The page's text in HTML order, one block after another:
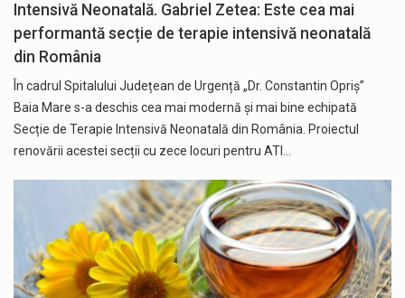
Intensivă Neonatală. Gabriel Zetea: Este cea mai
performantă secție de terapie intensivă neonatală
din România
În cadrul Spitalului Județean de Urgență „Dr. Constantin Opriș”
Baia Mare s-a deschis cea mai modernă și mai bine echipată
Secție de Terapie Intensivă Neonatală din România. Proiectul
renovării acestei secții cu zece locuri pentru ATI…